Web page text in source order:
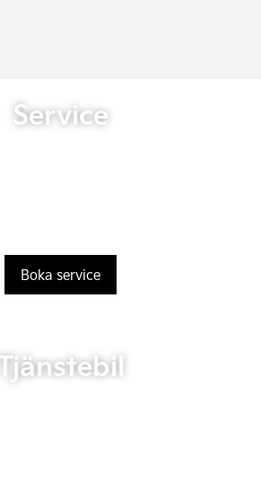
Service
Boka service
Tjänstebil